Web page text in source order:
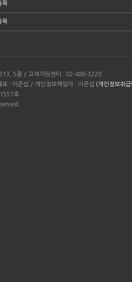
목
목
5층 / 고객지원센터 : 02-486-3228
: 이준섭 / 개인정보책임자 : 이준섭 (개인정보취
호